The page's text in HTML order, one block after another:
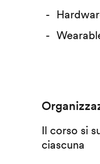
Il corso si
ciascuna